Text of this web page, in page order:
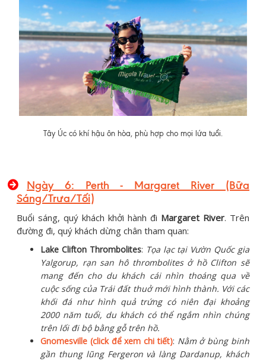
Tây Úc có khí hậu ôn hòa, phù hợp cho mọi lứa tuổi.
Ngày 6: Perth - Margaret River (Bữa
Sáng/Trưa/Tối)
Buổi sáng, quý khách khởi hành đi Margaret River. Trên
đường đi, quý khách dừng chân tham quan:
Lake Clifton Thrombolites: Tọa lạc tại Vườn Quốc gia
Yalgorup, rạn san hô thrombolites ở hồ Clifton sẽ
mang đến cho du khách cái nhìn thoáng qua về
cuộc sống của Trái đất thuở mới hình thành. Với các
khối đá như hình quả trứng có niên đại khoảng
2000 năm tuổi, du khách có thể ngắm nhìn chúng
trên lối đi bộ bằng gỗ trên hồ.
Gnomesville (click để xem chi tiết): Nằm ở bùng binh
gần thung lũng Fergeron và làng Dardanup, khách